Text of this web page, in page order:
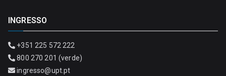
INGRESSO
+351 225 572 222
800 270 201 (verde)
ingresso@upt.pt